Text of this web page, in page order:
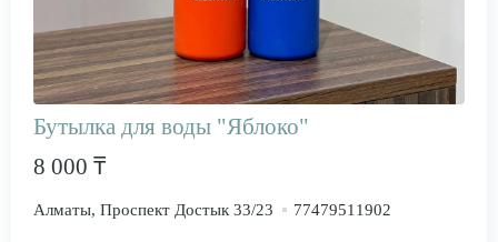
Бутылка для воды "Яблоко"
8 000 ₸
Алматы, Проспект Достык 33/23 77479511902